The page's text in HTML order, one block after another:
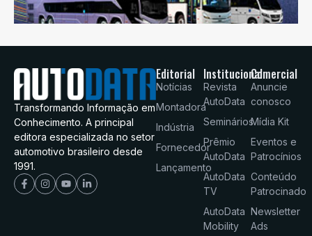
Transformando Informação em
Conhecimento. A principal
editora especializada no setor
automotivo brasileiro desde
1991.
Editorial
Notícias
Montadora
Indústria
Fornecedor
Lançamento
Institucional
Revista
AutoData
Seminários
Prêmio
AutoData
AutoData
TV
AutoData
Mobility
Comercial
Anuncie
conosco
Mídia Kit
Eventos e
Patrocínios
Conteúdo
Patrocinado
Newsletter
Ads